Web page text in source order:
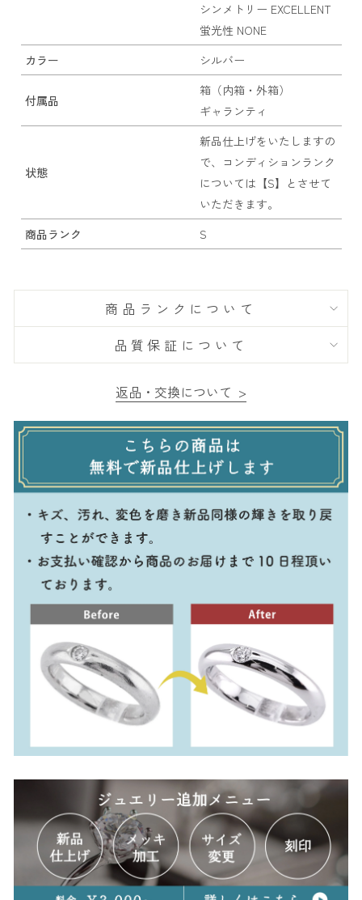
シンメトリー EXCELLENT
蛍光性 NONE
カラー
シルバー
付属品
箱（内箱・外箱）
ギャランティ
状態
新品仕上げをいたしますの
で、コンディションランク
については【S】とさせて
いただきます。
商品ランク
S
商品ランクについて
品質保証について
返品・交換について >